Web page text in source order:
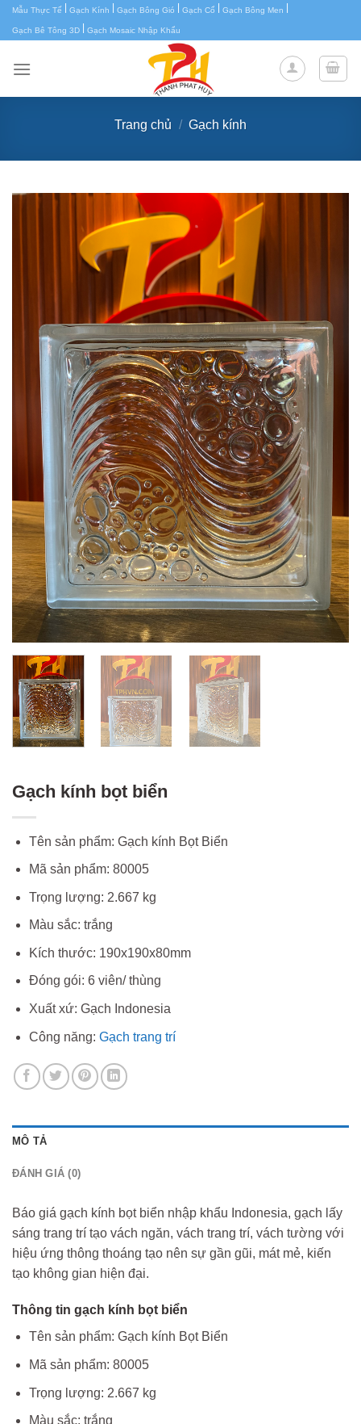
Chuyển
đến
dung
Mẫu Thực Tế Gạch Kính Gạch Bông Gió Gạch Cổ Gạch Bông Men
Gạch Bê Tông 3D Gạch Mosaic Nhập Khẩu
Trang chủ / Gạch kính
Gạch kính bọt biển
Tên sản phẩm: Gạch kính Bọt Biển
Mã sản phẩm: 80005
Trọng lượng: 2.667 kg
Màu sắc: trắng
Kích thước: 190x190x80mm
Đóng gói: 6 viên/ thùng
Xuất xứ: Gạch Indonesia
Công năng: Gạch trang trí
MÔ TẢ
ĐÁNH GIÁ (0)
Báo giá gạch kính bọt biển nhập khẩu Indonesia, gạch lấy
sáng trang trí tạo vách ngăn, vách trang trí, vách tường với
hiệu ứng thông thoáng tạo nên sự gần gũi, mát mẻ, kiến
tạo không gian hiện đại.
Thông tin gạch kính bọt biển
Tên sản phẩm: Gạch kính Bọt Biển
Mã sản phẩm: 80005
Trọng lượng: 2.667 kg
Màu sắc: trắng